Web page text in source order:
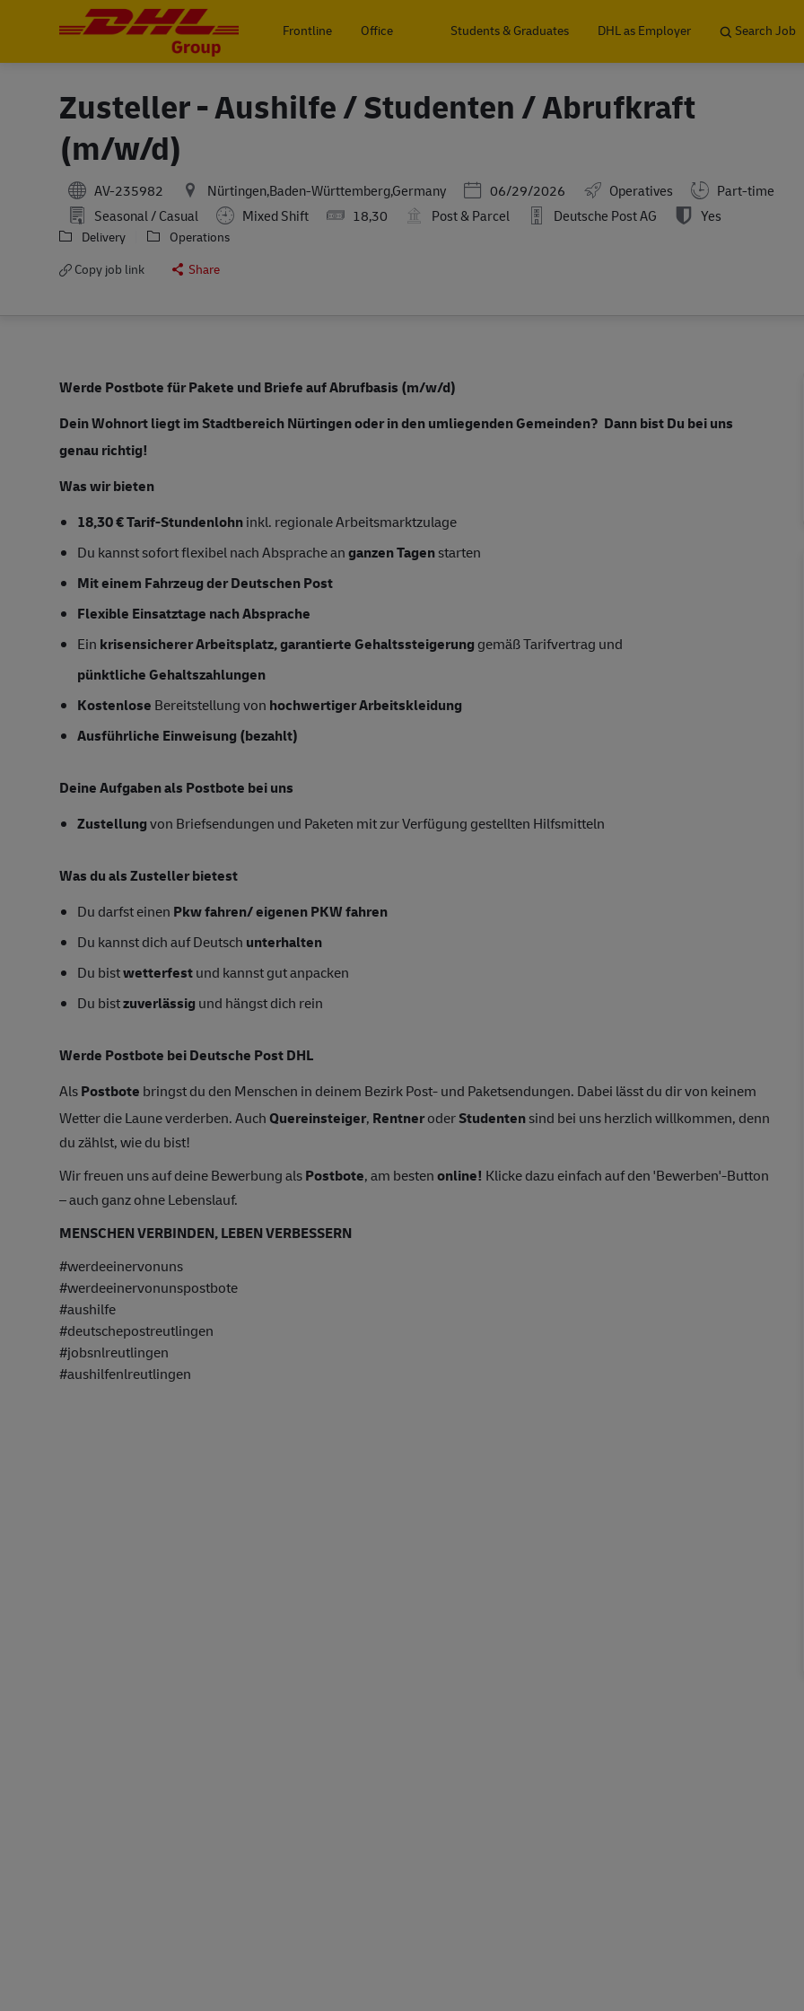
Frontline
Office Students & Graduates DHL as Employer Search Job
Zusteller - Aushilfe / Studenten / Abrufkraft
(m/w/d)
AV-235982 Nürtingen,Baden-Württemberg,Germany Posted Date
06/29/2026 Operatives
Part-time
Seasonal / Casual
Mixed Shift 18,30 Post & Parcel Deutsche Post AG Yes
Delivery
Operations
Copy job link
Share
Werde Postbote für Pakete und Briefe auf Abrufbasis (m/w/d)
DeinWohnort liegt im Stadtbereich Nürtingen oder in den umliegenden Gemeinden? Dann bist Du bei uns
genau richtig!
Was wir bieten
18,30 € Tarif-Stundenlohninkl. regionale Arbeitsmarktzulage
Du kannst sofort flexibel nach Absprache anganzen Tagenstarten
Mit einem Fahrzeug der Deutschen Post
Flexible Einsatztage nach Absprache
Ein krisensicherer Arbeitsplatz, garantierte Gehaltssteigerung gemäß Tarifvertrag und
pünktliche Gehaltszahlungen
Kostenlose Bereitstellung von hochwertiger Arbeitskleidung
Ausführliche Einweisung (bezahlt)
Deine Aufgaben als Postbote bei uns
Zustellungvon Briefsendungen und Paketen mit zur Verfügung gestellten Hilfsmitteln
Was du als Zusteller bietest
Du darfst einen Pkw fahren/ eigenen PKW fahren
Du kannst dich auf Deutsch unterhalten
Du bistwetterfestund kannst gut anpacken
Du bistzuverlässig und hängst dich rein
Werde Postbote bei Deutsche Post DHL
AlsPostbote bringst du den Menschen in deinem Bezirk Post- und Paketsendungen. Dabei lässt du dir von keinem
Wetter die Laune verderben. AuchQuereinsteiger, RentneroderStudentensind bei uns herzlich willkommen, denn
du zählst, wie du bist!
Wir freuen uns auf deine Bewerbung alsPostbote, am bestenonline! Klicke dazu einfach auf den 'Bewerben'-Button
– auch ganz ohne Lebenslauf.
MENSCHEN VERBINDEN, LEBEN VERBESSERN
#werdeeinervonuns
#werdeeinervonunspostbote
#aushilfe
#deutschepostreutlingen
#jobsnlreutlingen
#aushilfenlreutlingen